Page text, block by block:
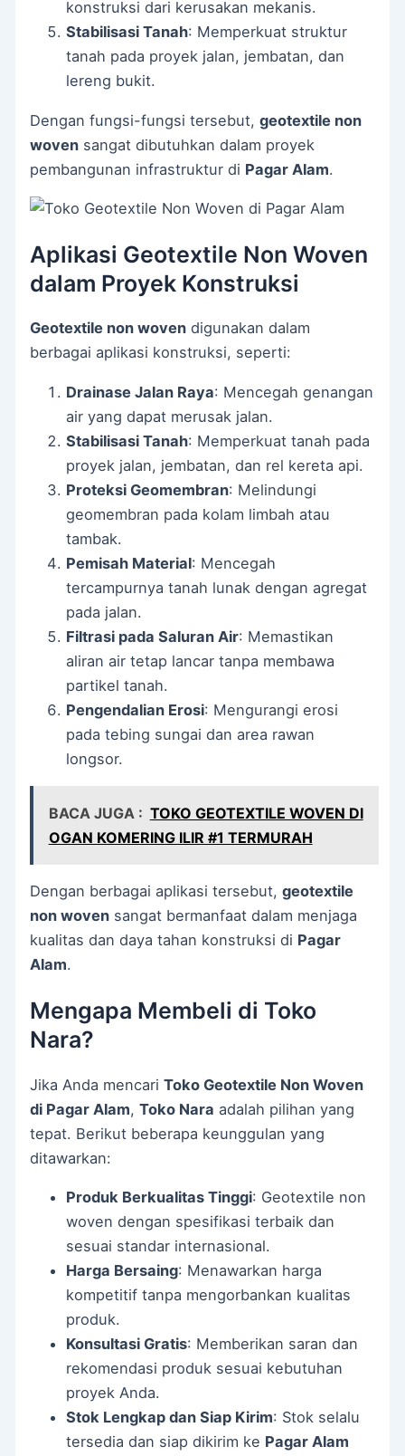
konstruksi dari kerusakan mekanis.
Stabilisasi Tanah: Memperkuat struktur
tanah pada proyek jalan, jembatan, dan
lereng bukit.
Dengan fungsi-fungsi tersebut,geotextile non
woven sangat dibutuhkan dalam proyek
pembangunan infrastruktur di Pagar Alam.
Aplikasi Geotextile Non Woven
dalam Proyek Konstruksi
Geotextile non woven digunakan dalam
berbagai aplikasi konstruksi, seperti:
Drainase Jalan Raya: Mencegah genangan
air yang dapat merusak jalan.
Stabilisasi Tanah: Memperkuat tanah pada
proyek jalan, jembatan, dan rel kereta api.
Proteksi Geomembran: Melindungi
geomembran pada kolam limbah atau
tambak.
Pemisah Material: Mencegah
tercampurnya tanah lunak dengan agregat
pada jalan.
Filtrasi pada Saluran Air: Memastikan
aliran air tetap lancar tanpa membawa
partikel tanah.
Pengendalian Erosi: Mengurangi erosi
pada tebing sungai dan area rawan
longsor.
BACA JUGA : TOKO GEOTEXTILE WOVEN DI
OGAN KOMERING ILIR #1 TERMURAH
Dengan berbagai aplikasi tersebut,geotextile
non woven sangat bermanfaat dalam menjaga
kualitas dan daya tahan konstruksi di Pagar
Alam.
Mengapa Membeli di Toko
Nara?
Jika Anda mencariToko Geotextile Non Woven
di Pagar Alam,Toko Nara adalah pilihan yang
tepat. Berikut beberapa keunggulan yang
ditawarkan:
Produk Berkualitas Tinggi: Geotextile non
woven dengan spesifikasi terbaik dan
sesuai standar internasional.
Harga Bersaing: Menawarkan harga
kompetitif tanpa mengorbankan kualitas
produk.
Konsultasi Gratis: Memberikan saran dan
rekomendasi produk sesuai kebutuhan
proyek Anda.
Stok Lengkap dan Siap Kirim: Stok selalu
tersedia dan siap dikirim ke Pagar Alam